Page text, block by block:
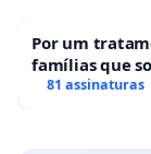
Por um
famílias que
hospitais
81 assinaturas